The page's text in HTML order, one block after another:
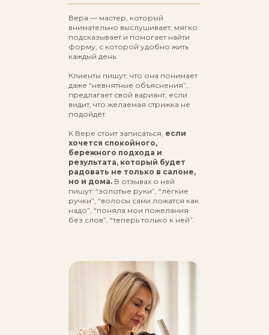
Вера — мастер, который
внимательно выслушивает, мягко
подсказывает и помогает найти
форму, с которой удобно жить
каждый день.
Клиенты пишут, что она понимает
даже “невнятные объяснения”,
предлагает свой вариант, если
видит, что желаемая стрижка не
подойдёт.
К Вере стоит записаться, если
хочется спокойного,
бережного подхода и
результата, который будет
радовать не только в салоне,
но и дома. В отзывах о ней
пишут: “золотые руки”, “лёгкие
ручки”, “волосы сами ложатся как
надо”, “поняла мои пожелания
без слов”, “теперь только к ней”.